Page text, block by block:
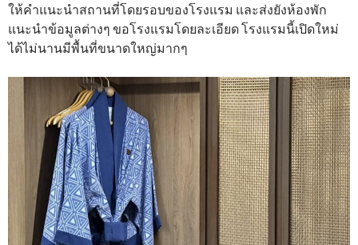
ให้คำแนะนำสถานที่โดยรอบของโรงแรม และส่งยังห้องพัก
แนะนำข้อมูลต่างๆ ขอโรงแรมโดยละเอียด โรงแรมนี้เปิดใหม่
ได้ไม่นานมีพื้นที่ขนาดใหญ่มากๆ